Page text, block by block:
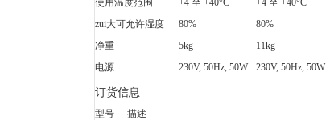
使用温度范围
+4 至 +40°C
+4 至 +40°C
zui大可允许湿度
80%
80%
净重
5kg
11kg
电源
230V, 50Hz, 50W 230V, 50Hz, 50W
订货信息
型号
描述